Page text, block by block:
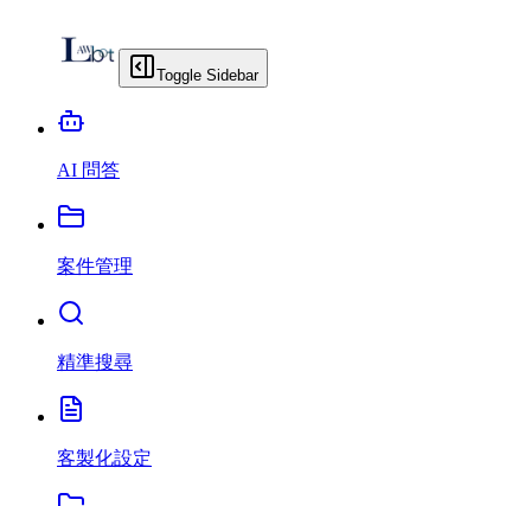
Toggle Sidebar
AI 問答
案件管理
精準搜尋
客製化設定